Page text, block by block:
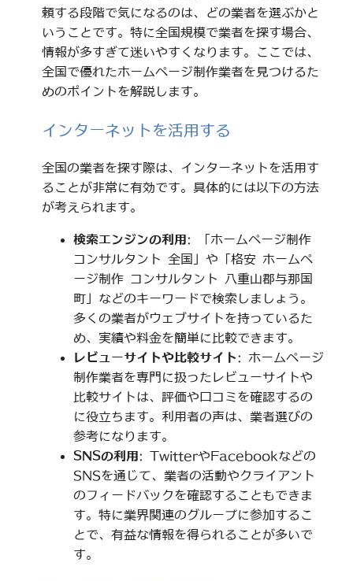
頼する段階で気になるのは、どの業者を選ぶかと
いうことです。特に全国規模で業者を探す場合、
情報が多すぎて迷いやすくなります。ここでは、
全国で優れたホームページ制作業者を見つけるた
めのポイントを解説します。
インターネットを活用する
全国の業者を探す際は、インターネットを活用す
ることが非常に有効です。具体的には以下の方法
が考えられます。
検索エンジンの利用 : 「ホームページ制作
コンサルタント 全国」や「格安 ホームペ
ージ制作 コンサルタント 八重山郡与那国
町」などのキーワードで検索しましょう。
多くの業者がウェブサイトを持っているた
め、実績や料金を簡単に比較できます。
レビューサイトや比較サイト: ホームページ
制作業者を専門に扱ったレビューサイトや
比較サイトは、評価や口コミを確認するの
に役立ちます。利用者の声は、業者選びの
参考になります。
SNSの利用 : TwitterやFacebookなどの
SNSを通じて、業者の活動やクライアント
のフィードバックを確認することもできま
す。特に業界関連のグループに参加するこ
とで、有益な情報を得られることが多いで
す。